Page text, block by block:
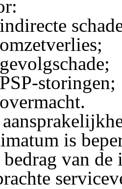
indirecte
omzetverlies;
gevolgschade;
PSP-storingen;
overmacht.
is
bedrag van de